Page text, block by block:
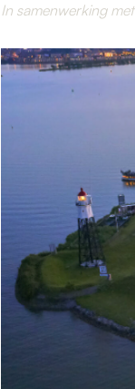
In samenwerking met